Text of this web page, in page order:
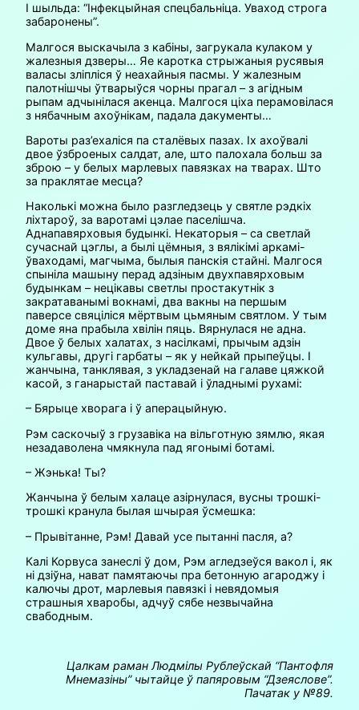
І шыльда: “Інфекцыйная спецбальніца. Уваход строга
забаронены”.
Малгося выскачыла з кабіны, загрукала кулаком у
жалезныя дзверы… Яе каротка стрыжаныя русявыя
валасы зліпліся ў неахайныя пасмы. У жалезным
палотнішчы ўтварыўся чорны прагал – з агідным
рыпам адчынілася акенца. Малгося ціха перамовілася
з нябачным ахоўнікам, падала дакументы…
Вароты раз’ехаліся па сталёвых пазах. Іх ахоўвалі
двое ўзброеных салдат, але, што палохала больш за
зброю – у белых марлевых павязках на тварах. Што
за праклятае месца?
Наколькі можна было разгледзець у святле рэдкіх
ліхтароў, за варотамі цэлае паселішча.
Аднапавярховыя будынкі. Некаторыя – са светлай
сучаснай цэглы, а былі цёмныя, з вялікімі аркамі-
ўваходамі, магчыма, былыя панскія стайні. Малгося
спыніла машыну перад адзіным двухпавярховым
будынкам – нецікавы светлы простакутнік з
закратаванымі вокнамі, два вакны на першым
паверсе свяціліся мёртвым цьмяным святлом. У тым
доме яна прабыла хвілін пяць. Вярнулася не адна.
Двое ў белых халатах, з насілкамі, прычым адзін
кульгавы, другі гарбаты – як у нейкай прыпеўцы. І
жанчына, танклявая, з укладзенай на галаве цяжкой
касой, з ганарыстай паставай і ўладнымі рухамі:
– Бярыце хворага і ў аперацыйную.
Рэм саскочыў з грузавіка на вільготную зямлю, якая
незадаволена чмякнула пад ягонымі ботамі.
– Жэнька! Ты?
Жанчына ў белым халаце азірнулася, вусны трошкі-
трошкі кранула былая шчырая ўсмешка:
– Прывітанне, Рэм! Давай усе пытанні пасля, а?
Калі Корвуса занеслі ў дом, Рэм агледзеўся вакол і, як
ні дзіўна, нават памятаючы пра бетонную агароджу і
калючы дрот, марлевыя павязкі і невядомыя
страшныя хваробы, адчуў сябе незвычайна
свабодным.
Цалкам раман Людмілы Рублеўскай “Пантофля
Мнемазіны” чытайце ў папяровым “Дзеяслове”.
Пачатак у №89.